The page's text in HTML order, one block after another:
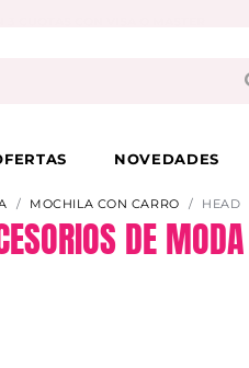
NOVEDADES
MOCHILA CON CARRO HEAD
DE